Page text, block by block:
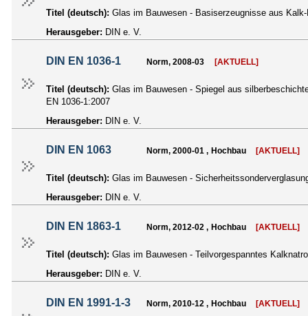
Titel (deutsch): Glas im Bauwesen - Basiserzeugnisse aus
Herausgeber: DIN e. V.
DIN EN 1036-1 Norm, 2008-03 [AKTUELL]
Titel (deutsch): Glas im Bauwesen - Spiegel aus
EN 1036-1:2007
Herausgeber: DIN e. V.
DIN EN 1063 Norm, 2000-01 , Hochbau [AKTUELL]
Titel (deutsch): Glas im Bauwesen -
Herausgeber: DIN e. V.
DIN EN 1863-1 Norm, 2012-02 , Hochbau [AKTUELL]
Titel (deutsch): Glas im Bauwesen - Teilvorgespanntes
Herausgeber: DIN e. V.
DIN EN 1991-1-3 Norm, 2010-12 , Hochbau [AKTUELL]